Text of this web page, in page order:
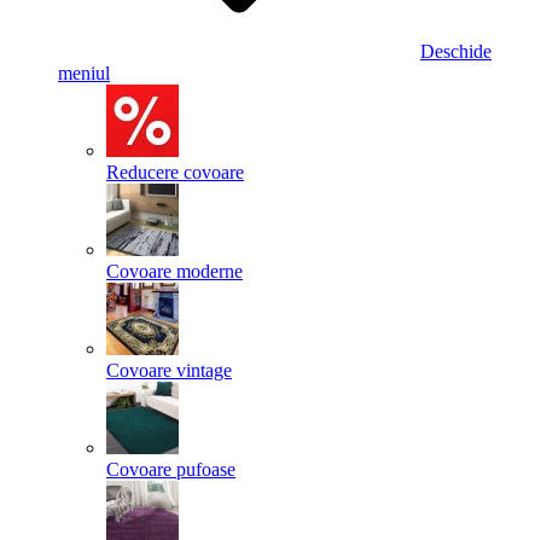
Deschide
meniul
Reducere covoare
Covoare moderne
Covoare vintage
Covoare pufoase